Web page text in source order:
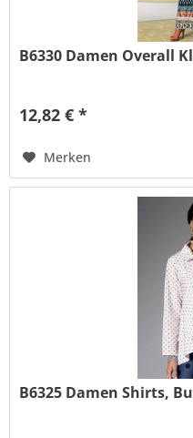
B6330 Damen Overall
12,82 € *
Merken
B6325 Damen Shirts,